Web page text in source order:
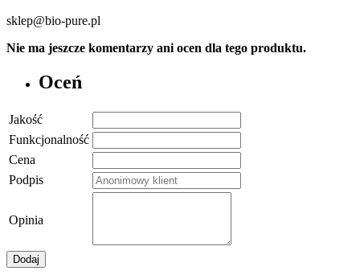
sklep@bio-pure.pl
Nie ma jeszcze komentarzy ani ocen dla tego produktu.
Oceń
Jakość
Funkcjonalność
Cena
Podpis
Opinia
Dodaj